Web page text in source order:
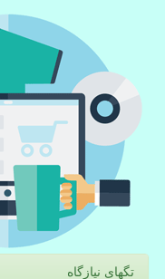
تگهای نیازگاه